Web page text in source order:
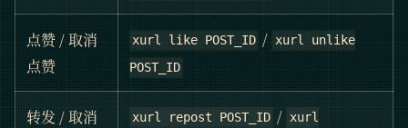
点赞 / 取消
点赞
xurl like POST_ID / xurl unlike
POST_ID
转发 / 取消
xurl repost POST_ID / xurl